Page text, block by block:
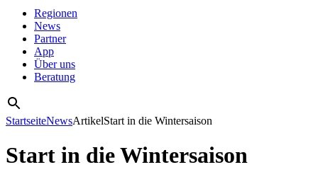
Regionen
News
Partner
App
Über uns
Beratung
StartseiteNewsArtikelStart in die Wintersaison
Start in die Wintersaison